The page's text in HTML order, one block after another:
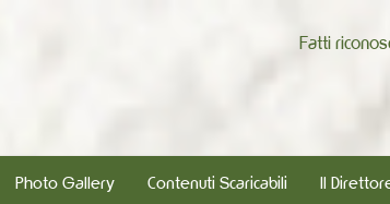
Fatti
Photo Gallery Contenuti Scaricabili Il